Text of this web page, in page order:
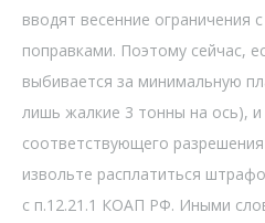
вводят весенние ограничения
поправками. Поэтому сейчас,
выбивается за минимальную
лишь жалкие 3 тонны на ось), и
соответствующего
извольте расплатиться
с п.12.21.1 КОАП РФ. Иными